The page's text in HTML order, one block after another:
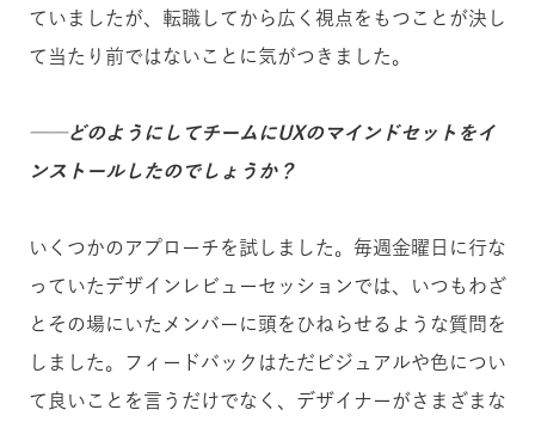
ていましたが、転職してから広く視点をもつことが決し
て当たり前ではないことに気がつきました。
──どのようにしてチームにUXのマインドセットをイ
ンストールしたのでしょうか？
いくつかのアプローチを試しました。毎週金曜日に行な
っていたデザインレビューセッションでは、いつもわざ
とその場にいたメンバーに頭をひねらせるような質問を
しました。フィードバックはただビジュアルや色につい
て良いことを言うだけでなく、デザイナーがさまざまな